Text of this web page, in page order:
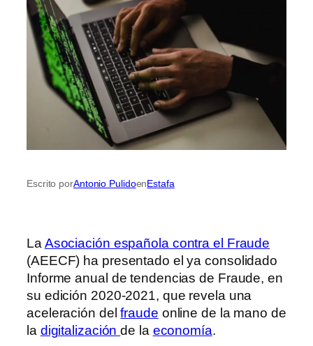
Escrito porAntonio PulidoenEstafa
LaAsociación española contra el Fraude
(AEECF) ha presentado el ya consolidado
Informe anual de tendencias de Fraude, en
su edición 2020-2021, que revela una
aceleración delfraude online de la mano de
la digitalizaciónde la economía.